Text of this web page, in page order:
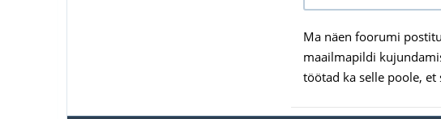
Ma näen foorumi
maailmapildi
töötad ka selle poole, et